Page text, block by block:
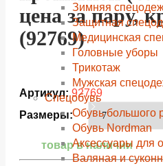
Зимняя
Защитная
Медицинская
Головные уборы
Трикотаж
Мужская
Спецобувь
Обувь большого
Обувь Nordman
Аксессуары для
Валяная и
цена за пару,
(92769)
Артикул: 92769
Размеры:
товар в наличии